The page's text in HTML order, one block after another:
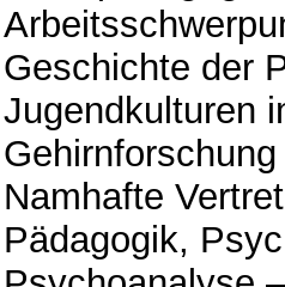
Geschichte der
Jugendkulturen
Namhafte
Pädagogik,